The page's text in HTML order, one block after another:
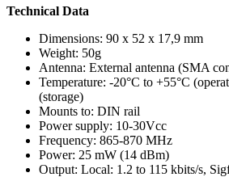
Technical Data
Dimensions: 90 x 52 x 17,9 mm
Weight: 50g
Antenna: External antenna (SMA
Temperature: -20°C to +55°C
(storage)
Mounts to: DIN rail
Power supply: 10-30Vcc
Frequency: 865-870 MHz
Power: 25 mW (14 dBm)
Output: Local: 1.2 to 115 kbits/s,